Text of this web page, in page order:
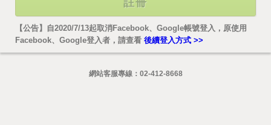
註冊
【公告】自2020/7/13起取消Facebook、Google帳號登入，原使用
Facebook、Google登入者，請查看 後續登入方式 >>
網站客服專線： 02-412-8668